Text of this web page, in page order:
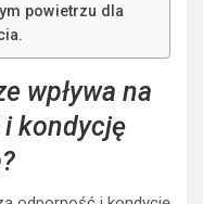
powietrzu dla
wpływa na
kondycję